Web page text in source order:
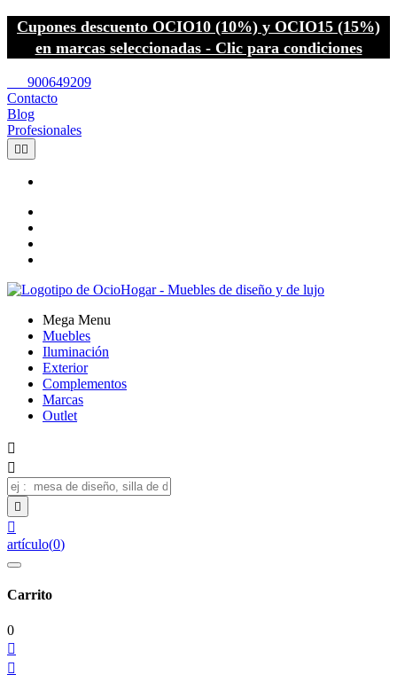
Cupones descuento OCIO10 (10%) y OCIO15 (15%)
en marcas seleccionadas - Clic para condiciones
900649209
Contacto
Blog
Profesionales
 
Mega Menu
Muebles
Iluminación
Exterior
Complementos
Marcas
Outlet




artículo(0)
Carrito
0

